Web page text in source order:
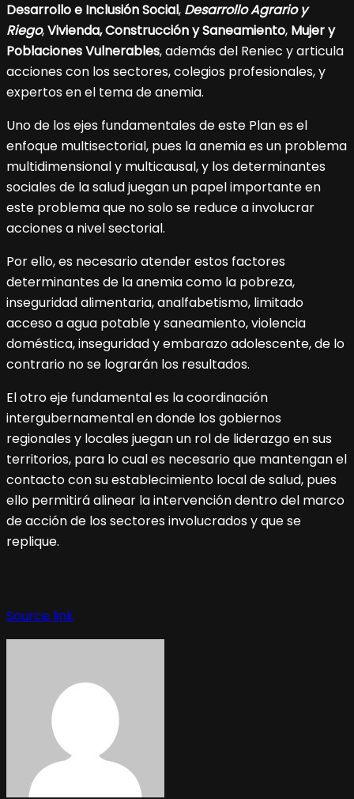
Desarrollo e Inclusión Social, Desarrollo Agrario y
Riego,Vivienda, Construcción y Saneamiento, Mujer y
Poblaciones Vulnerables, además del Reniec y articula
acciones con los sectores, colegios profesionales, y
expertos en el tema de anemia.
Uno de los ejes fundamentales de este Plan es el
enfoque multisectorial, pues la anemia es un problema
multidimensional y multicausal, y los determinantes
sociales de la salud juegan un papel importante en
este problema que no solo se reduce a involucrar
acciones a nivel sectorial.
Por ello, es necesario atender estos factores
determinantes de la anemia como la pobreza,
inseguridad alimentaria, analfabetismo, limitado
acceso a agua potable y saneamiento, violencia
doméstica, inseguridad y embarazo adolescente, de lo
contrario no se lograrán los resultados.
El otro eje fundamental es la coordinación
intergubernamental en donde los gobiernos
regionales y locales juegan un rol de liderazgo en sus
territorios, para lo cual es necesario que mantengan el
contacto con su establecimiento local de salud, pues
ello permitirá alinear la intervención dentro del marco
de acción de los sectores involucrados y que se
replique.
Source link